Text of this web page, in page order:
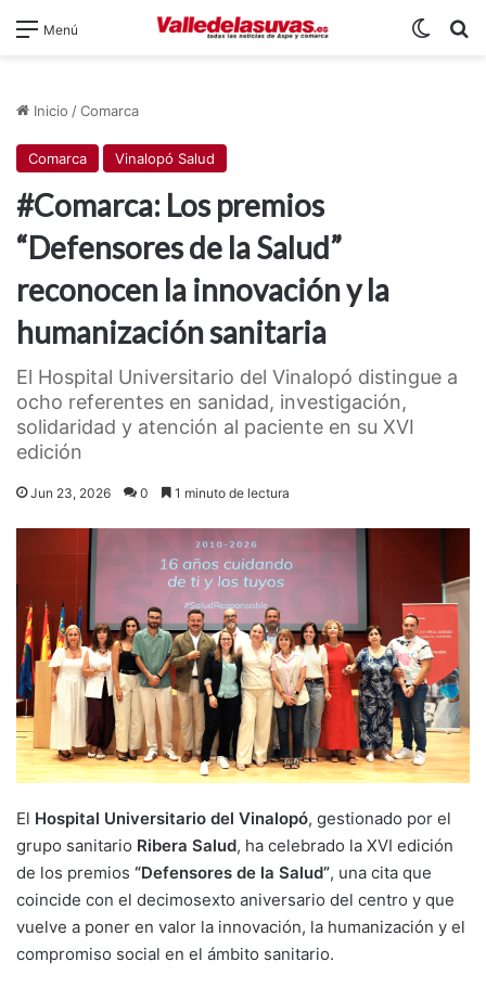
Menú
Inicio /Comarca
Comarca Vinalopó Salud
#Comarca: Los premios
“Defensores de la Salud”
reconocen la innovación y la
humanización sanitaria
El Hospital Universitario del Vinalopó distingue a
ocho referentes en sanidad, investigación,
solidaridad y atención al paciente en su XVI
edición
Jun 23, 2026 0 1 minuto de lectura
El Hospital Universitario del Vinalopó, gestionado por el
grupo sanitario Ribera Salud, ha celebrado la XVI edición
de los premios “Defensores de la Salud”, una cita que
coincide con el decimosexto aniversario del centro y que
vuelve a poner en valor la innovación, la humanización y el
compromiso social en el ámbito sanitario.